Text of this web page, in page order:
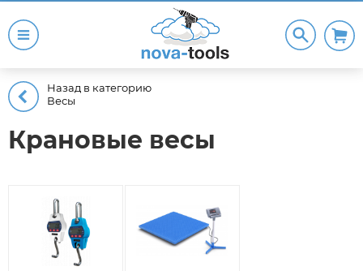
Назад в категорию
Весы
Крановые весы